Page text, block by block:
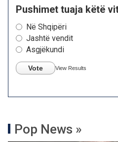
Pushimet tuaja këtë
Në Shqipëri
Jashtë vendit
Asgjëkundi
Vote View Results
Pop News »